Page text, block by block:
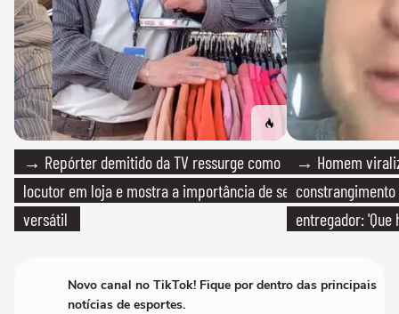
→ Repórter demitido da TV ressurge como
locutor em loja e mostra a importância de ser
versátil
→ Homem
entregador: 'Que
Novo canal no TikTok! Fique por dentro das principais
notícias de esportes.